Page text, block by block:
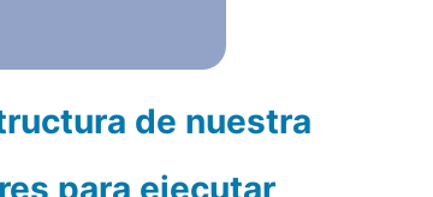
de nuestra
para ejecutar